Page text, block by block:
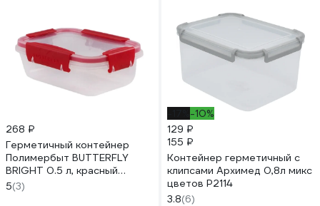
268 ₽
Герметичный контейнер
Полимербыт BUTTERFLY
BRIGHT 0.5 л, красный
437815900
5(3)
-10%
129 ₽
155 ₽
Контейнер герметичный с
клипсами Архимед 0,8л микс
цветов Р2114
3.8(6)